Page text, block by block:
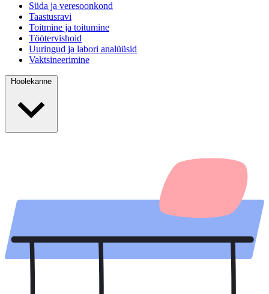
Süda ja veresoonkond
Taastusravi
Toitmine ja toitumine
Töötervishoid
Uuringud ja labori analüüsid
Vaktsineerimine
Hoolekanne